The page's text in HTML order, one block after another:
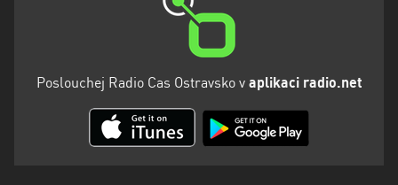
Poslouchej Radio Cas Ostravsko v aplikaci radio.net